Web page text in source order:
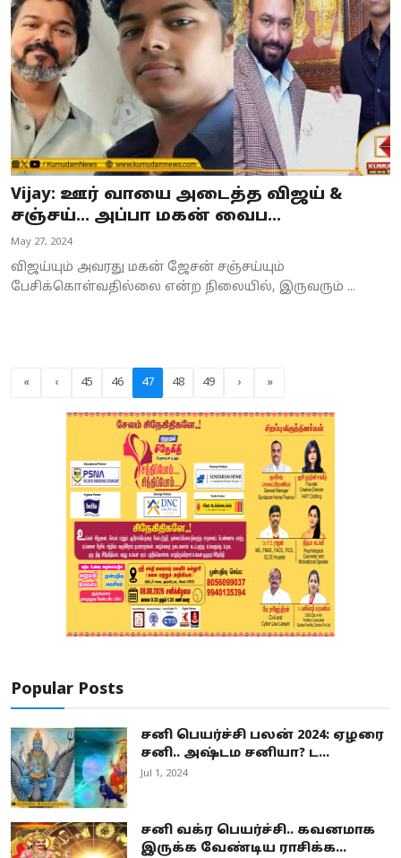
Vijay: ஊர் வாயை அடைத்த விஜய் &
சஞ்சய்... அப்பா மகன் வைப...
May 27, 2024
விஜய்யும் அவரது மகன் ஜேசன் சஞ்சய்யும்
பேசிக்கொள்வதில்லை என்ற நிலையில், இருவரும் ...
« ‹ 45 46 47 48 49 › »
Popular Posts
சனி பெயர்ச்சி பலன் 2024: ஏழரை
சனி.. அஷ்டம சனியா? ட...
Jul 1, 2024
சனி வக்ர பெயர்ச்சி.. கவனமாக
இருக்க வேண்டிய ராசிக்க...